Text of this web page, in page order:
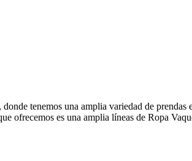
tenemos una amplia variedad de
ofrecemos es una amplia líneas de Ropa